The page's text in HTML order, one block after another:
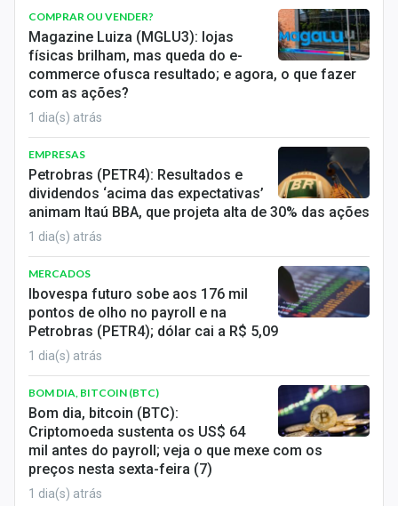
COMPRAR OU VENDER?
Magazine Luiza (MGLU3): lojas
físicas brilham, mas queda do e-
commerce ofusca resultado; e agora, o que fazer
com as ações?
1 dia(s) atrás
EMPRESAS
Petrobras (PETR4): Resultados e
dividendos ‘acima das expectativas’
animam Itaú BBA, que projeta alta de 30% das ações
1 dia(s) atrás
MERCADOS
Ibovespa futuro sobe aos 176 mil
pontos de olho no payroll e na
Petrobras (PETR4); dólar cai a R$ 5,09
1 dia(s) atrás
BOM DIA, BITCOIN (BTC)
Bom dia, bitcoin (BTC):
Criptomoeda sustenta os US$ 64
mil antes do payroll; veja o que mexe com os
preços nesta sexta-feira (7)
1 dia(s) atrás